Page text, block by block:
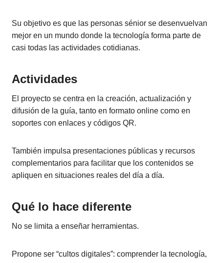
Su objetivo es que las personas sénior se desenvuelvan
mejor en un mundo donde la tecnología forma parte de
casi todas las actividades cotidianas.
Actividades
El proyecto se centra en la creación, actualización y
difusión de la guía, tanto en formato online como en
soportes con enlaces y códigos QR.
También impulsa presentaciones públicas y recursos
complementarios para facilitar que los contenidos se
apliquen en situaciones reales del día a día.
Qué lo hace diferente
No se limita a enseñar herramientas.
Propone ser “cultos digitales”: comprender la tecnología,